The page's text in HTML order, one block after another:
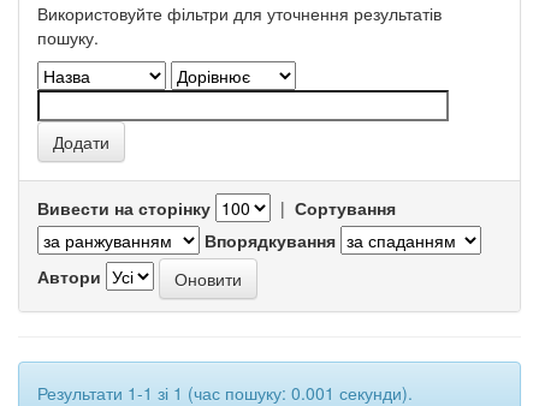
Використовуйте фільтри для уточнення результатів
пошуку.
Вивести на сторінку | Сортування
Впорядкування
Автори
Результати 1-1 зі 1 (час пошуку: 0.001 секунди).